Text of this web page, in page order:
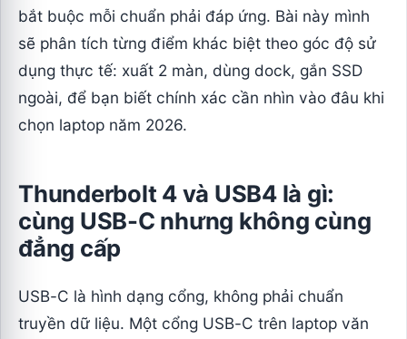
bắt buộc mỗi chuẩn phải đáp ứng. Bài này mình
sẽ phân tích từng điểm khác biệt theo góc độ sử
dụng thực tế: xuất 2 màn, dùng dock, gắn SSD
ngoài, để bạn biết chính xác cần nhìn vào đâu khi
chọn laptop năm 2026.
Thunderbolt 4 và USB4 là gì:
cùng USB-C nhưng không cùng
đẳng cấp
USB-C là hình dạng cổng, không phải chuẩn
truyền dữ liệu. Một cổng USB-C trên laptop văn